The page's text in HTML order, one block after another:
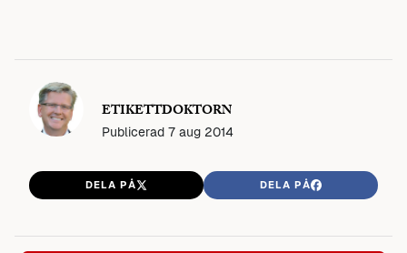
ETIKETTDOKTORN
Publicerad 7 aug 2014
DELA PÅ DELA PÅ